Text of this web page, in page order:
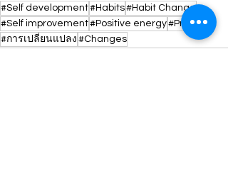
#Self development#Habits#Habit Change
#Self improvement#Positive energy#Practice
#การเปลี่ยนแปลง #Changes